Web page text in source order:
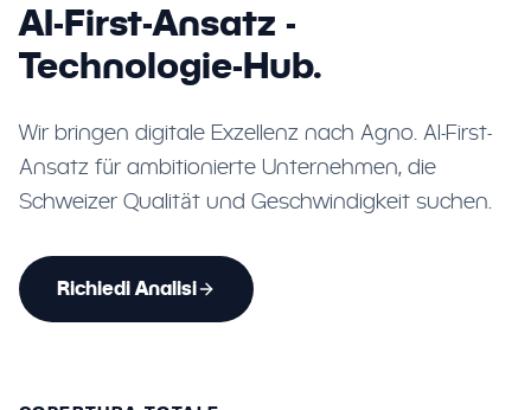
AI-First-Ansatz -
Technologie-Hub.
Wir bringen digitale Exzellenz nach Agno. AI-First-
Ansatz für ambitionierte Unternehmen, die
Schweizer Qualität und Geschwindigkeit suchen.
Richiedi Analisi